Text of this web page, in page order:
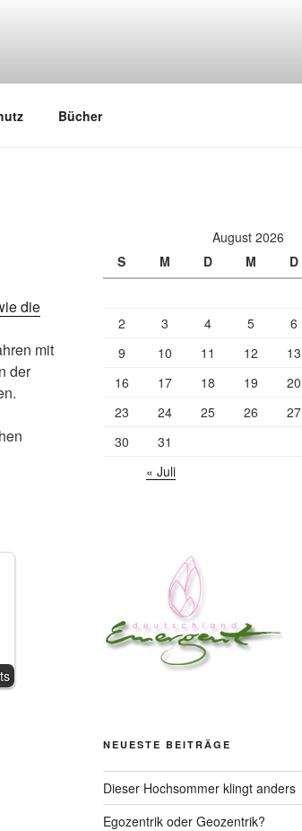
Bücher
die
mit
der
August 2026
S
M D M D
2
3 4 5 6
9
10 11 12 13
16
17 18 19 20
23
24 25 26 27
30
31
« Juli
NEUESTE BEITRÄGE
Dieser Hochsommer klingt anders
Egozentrik oder Geozentrik?